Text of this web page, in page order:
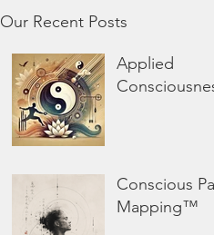
Our Recent Posts
Applied
Conscious
Mapping™